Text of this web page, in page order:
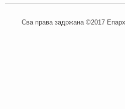
Сва права задржана ©2017